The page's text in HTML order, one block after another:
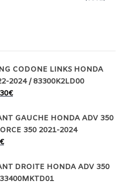
CODONE LINKS HONDA
2024 / 83300K2LD00
€
GAUCHE HONDA ADV 350
350 2021-2024
€
DROITE HONDA ADV 350